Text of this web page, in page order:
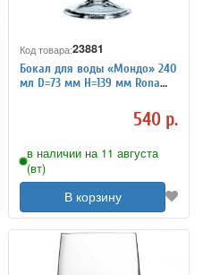
Код товара:23881
Бокал для воды «Мондо» 240
мл D=73 мм H=139 мм Rona
540 р.
в наличии на 11 августа
(вт)
В корзину